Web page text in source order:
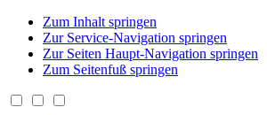
Zum Inhalt springen
Zur Service-Navigation springen
Zur Seiten Haupt-Navigation springen
Zum Seitenfuß springen